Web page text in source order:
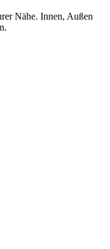
Nähe. Innen, Außen